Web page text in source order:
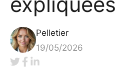
Pelletier
19/05/2026